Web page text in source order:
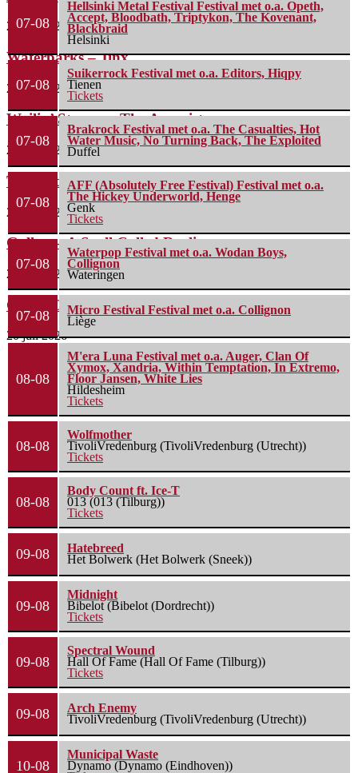
27 juli 2026
Waterparks – Jinx
26 juli 2026
Wailin’ Storms – The Arsonist
26 juli 2026
The Fifth Alliance – Stenahoria
22 juli 2026
Gallon – A Spell Called Reality
22 juli 2026
Green Carnation – A Dark Poem II: Sanguis
20 juli 2026
07-08
Hellsinki Metal Festival Festival met o.a. Opeth,
Accept, Bloodbath, Triptykon, The Kovenant,
Blackbraid
Helsinki
07-08
Suikerrock Festival met o.a. Editors, Hiqpy
Tienen
Tickets
07-08
Brakrock Festival met o.a. The Casualties, Hot
Water Music, No Turning Back, The Exploited
Duffel
07-08
AFF (Absolutely Free Festival) Festival met o.a.
The Hickey Underworld, Henge
Genk
Tickets
07-08
Waterpop Festival met o.a. Wodan Boys,
Collignon
Wateringen
07-08
Micro Festival Festival met o.a. Collignon
Liège
08-08
M'era Luna Festival met o.a. Auger, Clan Of
Xymox, Xandria, Within Temptation, In Extremo,
Floor Jansen, White Lies
Hildesheim
Tickets
08-08
Wolfmother
TivoliVredenburg (TivoliVredenburg (Utrecht))
Tickets
08-08
Body Count ft. Ice-T
013 (013 (Tilburg))
Tickets
09-08
Hatebreed
Het Bolwerk (Het Bolwerk (Sneek))
09-08
Midnight
Bibelot (Bibelot (Dordrecht))
Tickets
09-08
Spectral Wound
Hall Of Fame (Hall Of Fame (Tilburg))
Tickets
09-08
Arch Enemy
TivoliVredenburg (TivoliVredenburg (Utrecht))
10-08
Municipal Waste
Dynamo (Dynamo (Eindhoven))